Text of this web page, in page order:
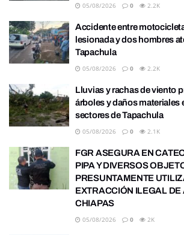
05/08/2026 0 2.2K
Accidente entre
lesionada y dos hombres
Tapachula
05/08/2026 0 2.2K
Lluvias y rachas de viento
árboles y daños materiales
sectores de Tapachula
05/08/2026 0 2.1K
FGR ASEGURA EN
PIPA Y DIVERSOS
PRESUNTAMENTE
EXTRACCIÓN ILEGAL DE
CHIAPAS
05/08/2026 0 2K